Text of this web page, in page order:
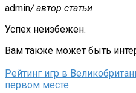
admin/ автор статьи
Успех неизбежен.
Вам также может быть
Рейтинг игр в
первом месте